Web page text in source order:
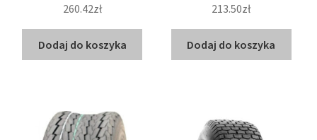
260.42zł
Dodaj do koszyka
213.50zł
Dodaj do koszyka